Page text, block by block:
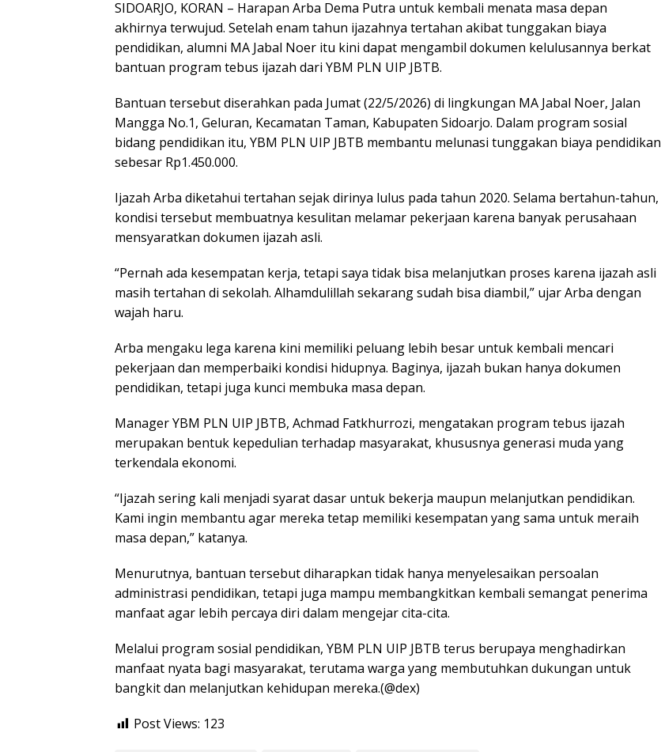
SIDOARJO, KORAN – Harapan Arba Dema Putra untuk kembali menata masa depan
akhirnya terwujud. Setelah enam tahun ijazahnya tertahan akibat tunggakan biaya
pendidikan, alumni MA Jabal Noer itu kini dapat mengambil dokumen kelulusannya berkat
bantuan program tebus ijazah dari YBM PLN UIP JBTB.
Bantuan tersebut diserahkan pada Jumat (22/5/2026) di lingkungan MA Jabal Noer, Jalan
Mangga No.1, Geluran, Kecamatan Taman, Kabupaten Sidoarjo. Dalam program sosial
bidang pendidikan itu, YBM PLN UIP JBTB membantu melunasi tunggakan biaya pendidikan
sebesar Rp1.450.000.
Ijazah Arba diketahui tertahan sejak dirinya lulus pada tahun 2020. Selama bertahun-tahun,
kondisi tersebut membuatnya kesulitan melamar pekerjaan karena banyak perusahaan
mensyaratkan dokumen ijazah asli.
“Pernah ada kesempatan kerja, tetapi saya tidak bisa melanjutkan proses karena ijazah asli
masih tertahan di sekolah. Alhamdulillah sekarang sudah bisa diambil,” ujar Arba dengan
wajah haru.
Arba mengaku lega karena kini memiliki peluang lebih besar untuk kembali mencari
pekerjaan dan memperbaiki kondisi hidupnya. Baginya, ijazah bukan hanya dokumen
pendidikan, tetapi juga kunci membuka masa depan.
Manager YBM PLN UIP JBTB, Achmad Fatkhurrozi, mengatakan program tebus ijazah
merupakan bentuk kepedulian terhadap masyarakat, khususnya generasi muda yang
terkendala ekonomi.
“Ijazah sering kali menjadi syarat dasar untuk bekerja maupun melanjutkan pendidikan.
Kami ingin membantu agar mereka tetap memiliki kesempatan yang sama untuk meraih
masa depan,” katanya.
Menurutnya, bantuan tersebut diharapkan tidak hanya menyelesaikan persoalan
administrasi pendidikan, tetapi juga mampu membangkitkan kembali semangat penerima
manfaat agar lebih percaya diri dalam mengejar cita-cita.
Melalui program sosial pendidikan, YBM PLN UIP JBTB terus berupaya menghadirkan
manfaat nyata bagi masyarakat, terutama warga yang membutuhkan dukungan untuk
bangkit dan melanjutkan kehidupan mereka.(@dex)
Post Views: 123